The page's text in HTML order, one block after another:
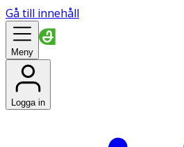
Gå till innehåll
Meny
Logga in